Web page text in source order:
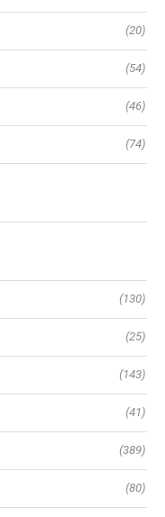
(20)
(54)
(46)
(74)
(130)
(25)
(143)
(41)
(389)
(80)